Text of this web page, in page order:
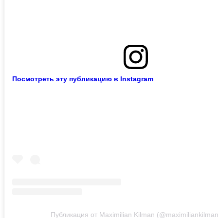
Посмотреть эту публикацию в Instagram
Публикация от Maximilian Kilman